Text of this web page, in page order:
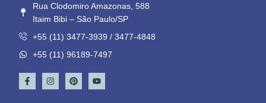
Rua Clodomiro Amazonas, 588
Itaim Bibi – São Paulo/SP
+55 (11) 3477-3939 / 3477-4848
+55 (11) 96189-7497